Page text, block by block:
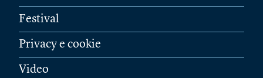
Festival
Privacy e cookie
Video